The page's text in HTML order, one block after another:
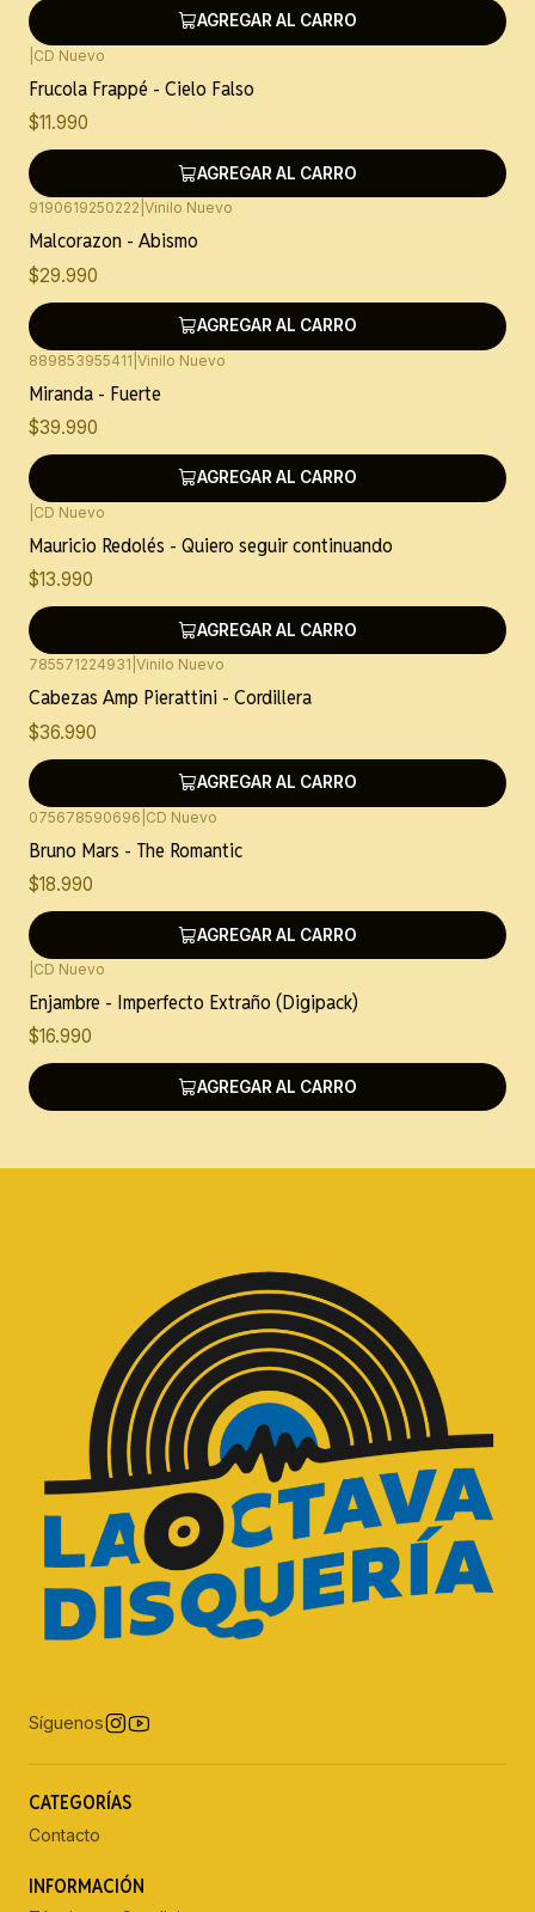
AGREGAR AL CARRO
CD Nuevo
Frucola Frappé - Cielo Falso
$11.990
AGREGAR AL CARRO
9190619250222 Vinilo Nuevo
Malcorazon - Abismo
$29.990
AGREGAR AL CARRO
889853955411 Vinilo Nuevo
Miranda - Fuerte
$39.990
AGREGAR AL CARRO
CD Nuevo
Mauricio Redolés - Quiero seguir continuando
$13.990
AGREGAR AL CARRO
785571224931 Vinilo Nuevo
Cabezas Amp Pierattini - Cordillera
$36.990
AGREGAR AL CARRO
075678590696 CD Nuevo
Bruno Mars - The Romantic
$18.990
AGREGAR AL CARRO
CD Nuevo
Enjambre - Imperfecto Extraño (Digipack)
$16.990
AGREGAR AL CARRO
Síguenos
CATEGORÍAS
Contacto
INFORMACIÓN